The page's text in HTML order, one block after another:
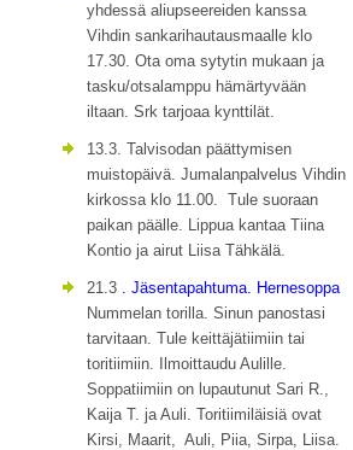
yhdessä aliupseereiden kanssa
Vihdin sankarihautausmaalle klo
17.30. Ota oma sytytin mukaan ja
tasku/otsalamppu hämärtyvään
iltaan. Srk tarjoaa kynttilät.
13.3. Talvisodan päättymisen
muistopäivä. Jumalanpalvelus Vihdin
kirkossa klo 11.00. Tule suoraan
paikan päälle. Lippua kantaa Tiina
Kontio ja airut Liisa Tähkälä.
21.3 . Jäsentapahtuma. Hernesoppa
Nummelan torilla. Sinun panostasi
tarvitaan. Tule keittäjätiimiin tai
toritiimiin. Ilmoittaudu Aulille.
Soppatiimiin on lupautunut Sari R.,
Kaija T. ja Auli. Toritiimiläisiä ovat
Kirsi, Maarit, Auli, Piia, Sirpa, Liisa.